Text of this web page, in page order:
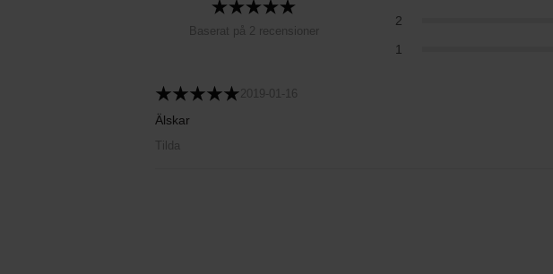
Baserat på 2 recensioner
2
1
2019-01-16
Älskar
Tilda